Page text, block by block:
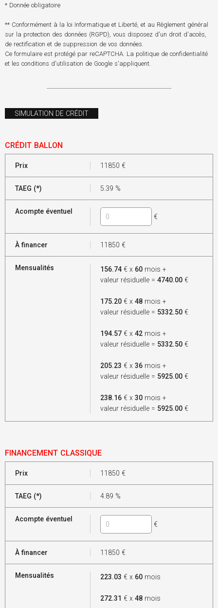
* Donnée obligatoire
** Conformément à la loi Informatique et Liberté, et au Règlement général
sur la protection des données (RGPD), vous disposez d'un droit d'accès,
de rectification et de suppression de vos données.
Ce formulaire est protégé par reCAPTCHA. La politique de confidentialité
et les conditions d'utilisation de Google s'appliquent.
SIMULATION DE CRÉDIT
CRÉDIT BALLON
Prix 11850 €
TAEG (*) 5.39 %
Acompte éventuel
€
À financer 11850 €
Mensualités 156.74 € x 60 mois +
valeur résiduelle =4740.00 €
175.20 € x48 mois +
valeur résiduelle = 5332.50 €
194.57 € x42 mois +
valeur résiduelle = 5332.50 €
205.23 € x36 mois +
valeur résiduelle = 5925.00 €
238.16 € x30 mois +
valeur résiduelle = 5925.00 €
FINANCEMENT CLASSIQUE
Prix 11850 €
TAEG (*) 4.89 %
Acompte éventuel
€
À financer 11850 €
Mensualités 223.03 € x 60 mois
272.31 € x48 mois